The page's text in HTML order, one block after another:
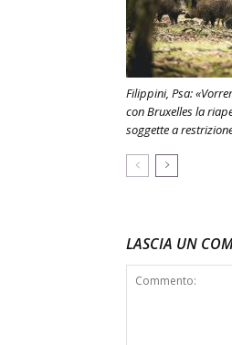
Filippini, Psa:
con Bruxelles la
soggette a
LASCIA UN